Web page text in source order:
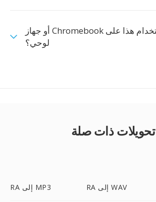
هل يمكنني استخدام هذا على Chromebook أو جهاز
لوحي؟
تحويلات ذات صلة
RA إلى MP3 RA إلى WAV